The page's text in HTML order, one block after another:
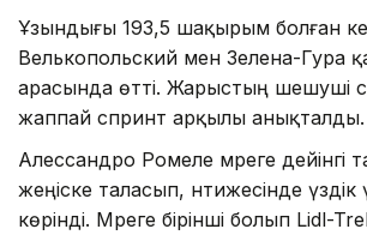
Ұзындығы 193,5 шақырым болған
Велькопольский мен Зелена-Гура
арасында өтті. Жарыстың шешуші
жаппай спринт арқылы анықталды.
Алессандро Ромеле мәреге дейінгі
жеңіске таласып, нәтижесінде үздік
көрінді. Мәреге бірінші болып Lidl-